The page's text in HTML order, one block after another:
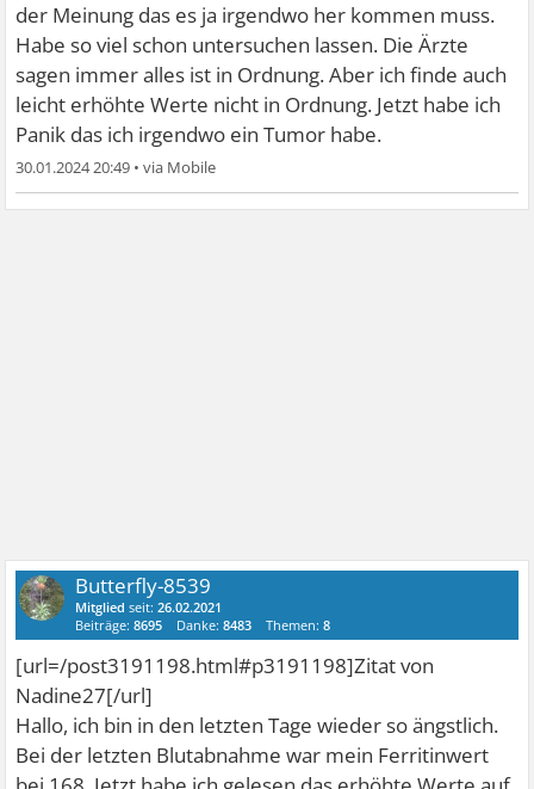
der Meinung das es ja irgendwo her kommen muss.
Habe so viel schon untersuchen lassen. Die Ärzte
sagen immer alles ist in Ordnung. Aber ich finde auch
leicht erhöhte Werte nicht in Ordnung. Jetzt habe ich
Panik das ich irgendwo ein Tumor habe.
30.01.2024 20:49 •
Butterfly-8539
Mitglied seit:26.02.2021
Beiträge:8695 Danke:8483 Themen:8
[url=/post3191198.html#p3191198]Zitat von
Nadine27[/url]
Hallo, ich bin in den letzten Tage wieder so ängstlich.
Bei der letzten Blutabnahme war mein Ferritinwert